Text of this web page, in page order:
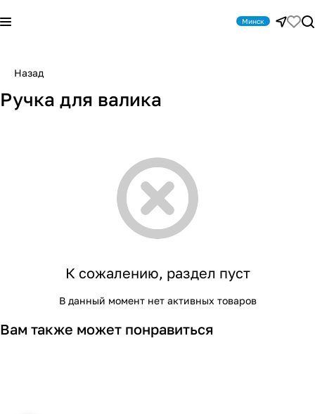
Минск
Назад
Ручка для валика
К сожалению, раздел пуст
В данный момент нет активных товаров
Вам также может понравиться